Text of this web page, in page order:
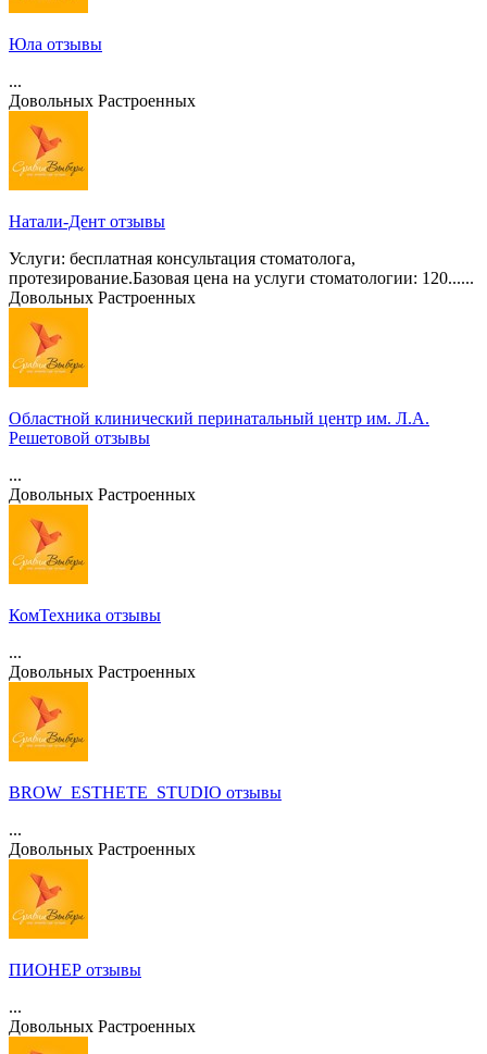
Юла отзывы
...
Довольных Растроенных
Натали-Дент отзывы
Услуги: бесплатная консультация стоматолога,
протезирование.Базовая цена на услуги стоматологии: 120......
Довольных Растроенных
Областной клинический перинатальный центр им. Л.А.
Решетовой отзывы
...
Довольных Растроенных
КомТехника отзывы
...
Довольных Растроенных
BROW_ESTHETE_STUDIO отзывы
...
Довольных Растроенных
ПИОНЕР отзывы
...
Довольных Растроенных